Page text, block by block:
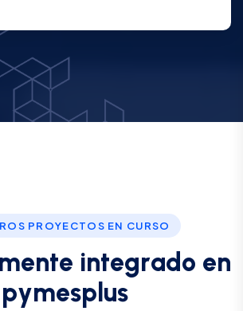
PROYECTOS EN CURSO
mente integrado en
pymesp us